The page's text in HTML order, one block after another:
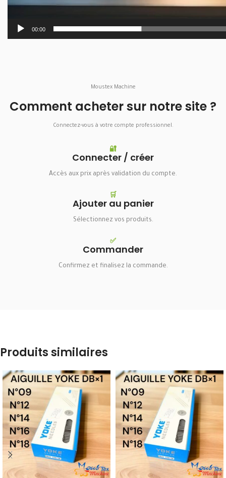
Moustex Machine
Comment acheter sur notre site ?
Connectez-vous à votre compte professionnel.
🔐
Connecter / créer
Accès aux prix après validation du compte.
🛒
Ajouter au panier
Sélectionnez vos produits.
✅
Commander
Confirmez et finalisez la commande.
00:00
Produits similaires